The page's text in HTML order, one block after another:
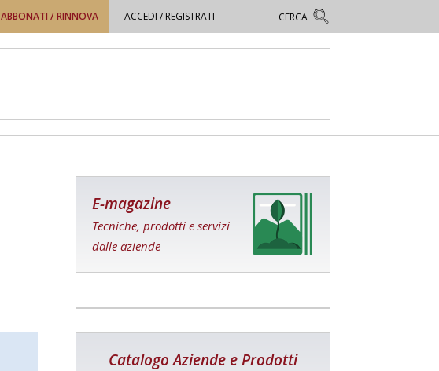
ABBONATI / RINNOVA ACCEDI / REGISTRATI
E-magazine
Tecniche, prodotti e servizi
dalle aziende
Catalogo Aziende e Prodotti